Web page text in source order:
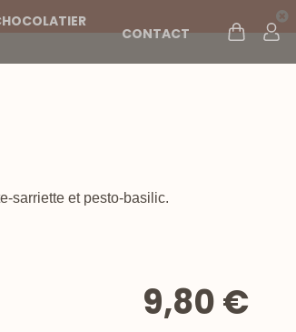
CONTACT
sarriette et pesto-basilic.
9,80 €